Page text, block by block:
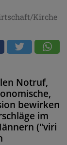
Kirche
Notruf,
bewirken
im
("viri